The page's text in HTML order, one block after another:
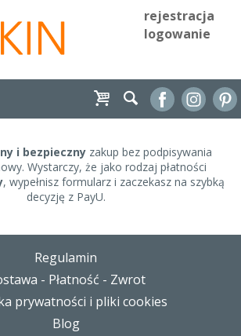
rejestracja
logowanie
i bezpieczny zakup bez podpisywania
Wystarczy, że jako rodzaj płatności
, wypełnisz formularz i zaczekasz na szybką
decyzję z PayU.
Regulamin
- Płatność - Zwrot
prywatności i pliki cookies
Blog